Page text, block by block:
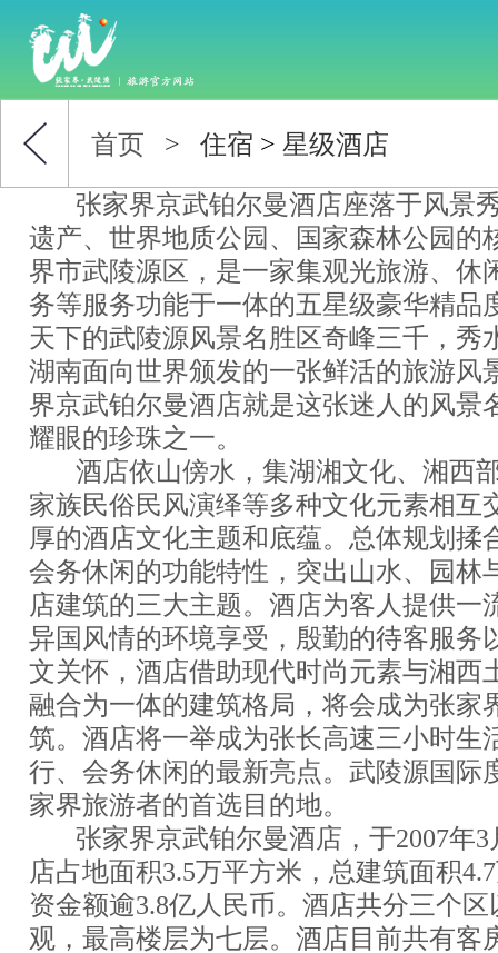
首页 > 住宿 > 星级酒店
张家界京武铂尔曼酒店座落于风景
遗产、世界地质公园、国家森林公园
界市武陵源区，是一家集观光旅游、休
务等服务功能于一体的五星级豪华精品
天下的武陵源风景名胜区奇峰三千，秀
湖南面向世界颁发的一张鲜活的旅游风
界京武铂尔曼酒店就是这张迷人的风景
耀眼的珍珠之一。
酒店依山傍水，集湖湘文化、湘西
家族民俗民风演绎等多种文化元素相互
厚的酒店文化主题和底蕴。总体规划揉
会务休闲的功能特性，突出山水、园林
店建筑的三大主题。酒店为客人提供一
异国风情的环境享受，殷勤的待客服务
文关怀，酒店借助现代时尚元素与湘西
融合为一体的建筑格局，将会成为张家
筑。酒店将一举成为张长高速三小时生
行、会务休闲的最新亮点。武陵源国际
家界旅游者的首选目的地。
张家界京武铂尔曼酒店，于2007年3
店占地面积3.5万平方米，总建筑面积
资金额逾3.8亿人民币。酒店共分三个
观，最高楼层为七层。酒店目前共有客